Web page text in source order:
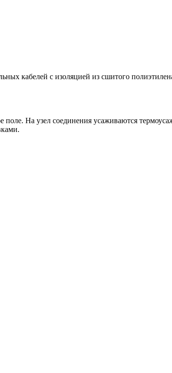
кабелей с изоляцией из сшитого
На узел соединения усаживаются